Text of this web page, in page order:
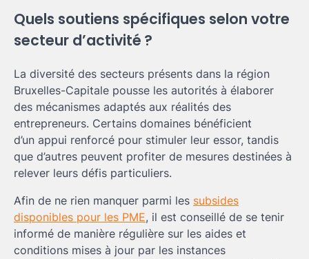
Quels soutiens spécifiques selon votre
secteur d’activité ?
La diversité des secteurs présents dans la région
Bruxelles-Capitale pousse les autorités à élaborer
des mécanismes adaptés aux réalités des
entrepreneurs. Certains domaines bénéficient
d’un appui renforcé pour stimuler leur essor, tandis
que d’autres peuvent profiter de mesures destinées à
relever leurs défis particuliers.
Afin de ne rien manquer parmi les subsides
disponibles pour les PME, il est conseillé de se tenir
informé de manière régulière sur les aides et
conditions mises à jour par les instances